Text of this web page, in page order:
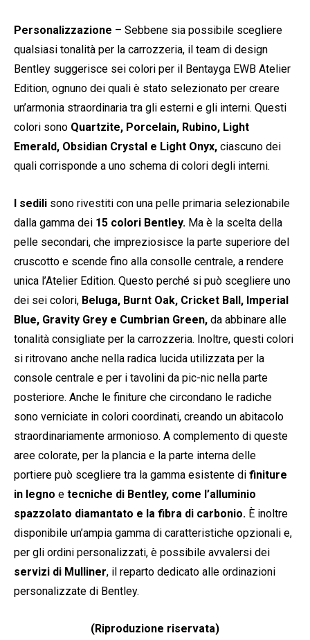
Personalizzazione – Sebbene sia possibile scegliere
qualsiasi tonalità per la carrozzeria, il team di design
Bentley suggerisce sei colori per il Bentayga EWB Atelier
Edition, ognuno dei quali è stato selezionato per creare
un’armonia straordinaria tra gli esterni e gli interni. Questi
colori sono Quartzite, Porcelain, Rubino, Light
Emerald, Obsidian Crystal e Light Onyx, ciascuno dei
quali corrisponde a uno schema di colori degli interni.
I sedili sono rivestiti con una pelle primaria selezionabile
dalla gamma dei 15 colori Bentley. Ma è la scelta della
pelle secondari, che impreziosisce la parte superiore del
cruscotto e scende fino alla consolle centrale, a rendere
unica l’Atelier Edition. Questo perché si può scegliere uno
dei sei colori, Beluga, Burnt Oak, Cricket Ball, Imperial
Blue, Gravity Grey e Cumbrian Green, da abbinare alle
tonalità consigliate per la carrozzeria. Inoltre, questi colori
si ritrovano anche nella radica lucida utilizzata per la
console centrale e per i tavolini da pic-nic nella parte
posteriore. Anche le finiture che circondano le radiche
sono verniciate in colori coordinati, creando un abitacolo
straordinariamente armonioso. A complemento di queste
aree colorate, per la plancia e la parte interna delle
portiere può scegliere tra la gamma esistente di finiture
in legno e tecniche di Bentley, come l’alluminio
spazzolato diamantato e la fibra di carbonio. È inoltre
disponibile un’ampia gamma di caratteristiche opzionali e,
per gli ordini personalizzati, è possibile avvalersi dei
servizi di Mulliner, il reparto dedicato alle ordinazioni
personalizzate di Bentley.
(Riproduzione riservata)